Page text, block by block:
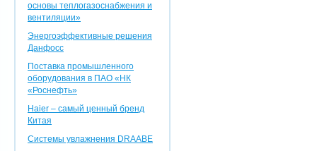
основы теплогазоснабжения и
вентиляции»
Энергоэффективные решения
Данфосс
Поставка промышленного
оборудования в ПАО «НК
«Роснефть»
Haier – самый ценный бренд
Китая
Системы увлажнения DRAABE